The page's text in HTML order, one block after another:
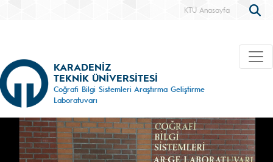
KTÜ Anasayfa
KARADENİZ
TEKNİK ÜNİVERSİTESİ
Coğrafi Bilgi Sistemleri Araştırma Geliştirme
Laboratuvarı